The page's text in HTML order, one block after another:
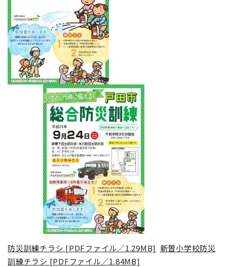
防災訓練チラシ [PDFファイル／1.29MB] 新曽小学校防災
訓練チラシ [PDFファイル／1.84MB]